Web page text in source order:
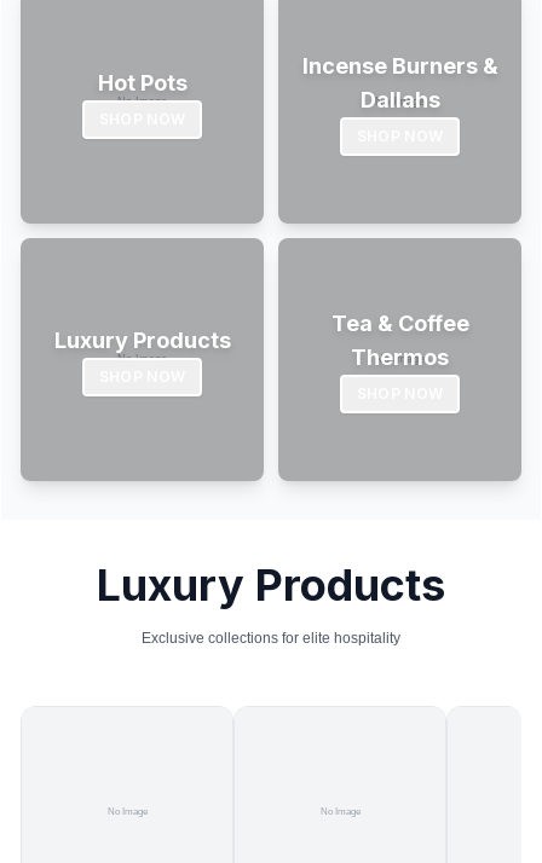
Hot Pots
Incense Burners &
Dallahs
Luxury Products
Tea & Coffee
Thermos
Luxury Products
Exclusive collections for elite hospitality